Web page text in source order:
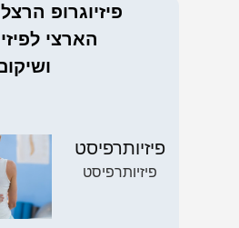
פיזיוגרופ
הארצי
פיזיותרפיסט
פיזיותרפיסט